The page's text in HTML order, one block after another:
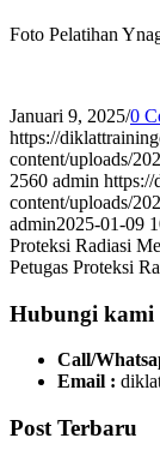
Foto Pelatihan
Januari 9, 2025/0
https://
content/uploads/
2560 admin https://
content/uploads/
admin2025-01-09
Proteksi Radiasi
Petugas Proteksi
Hubungi kami
Call/
Email :
Post Terbaru